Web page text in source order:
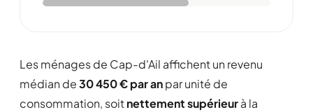
Les ménages de Cap-d'Ail affichent un revenu
médian de30 450 € par anpar unité de
consommation, soitnettement supérieurà la